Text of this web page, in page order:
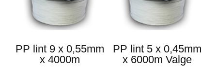
PP lint 9 x 0,55mm
x 4000m
PP lint 5 x 0,45mm
x 6000m Valge